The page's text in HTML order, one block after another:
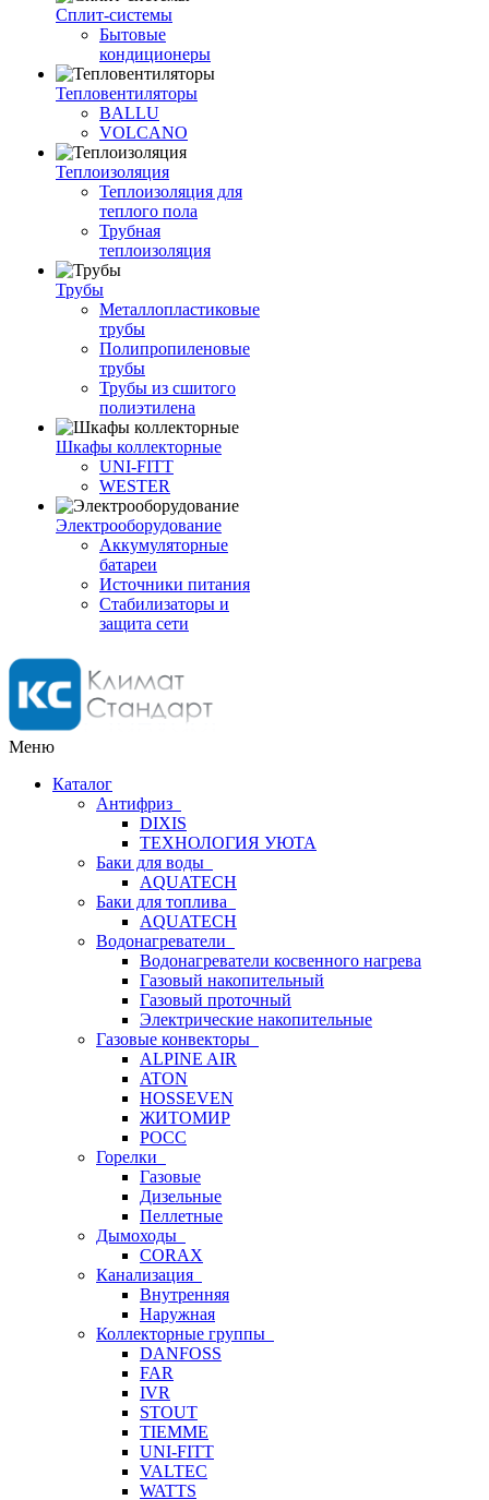
Сплит-системы
Бытовые
кондиционеры
Тепловентиляторы
BALLU
VOLCANO
Теплоизоляция
Теплоизоляция для
теплого пола
Трубная
теплоизоляция
Трубы
Металлопластиковые
трубы
Полипропиленовые
трубы
Трубы из сшитого
полиэтилена
Шкафы коллекторные
UNI-FITT
WESTER
Электрооборудование
Аккумуляторные
батареи
Источники питания
Стабилизаторы и
защита сети
Меню
Каталог
Антифриз
DIXIS
ТЕХНОЛОГИЯ УЮТА
Баки для воды
AQUATECH
Баки для топлива
AQUATECH
Водонагреватели
Водонагреватели косвенного нагрева
Газовый накопительный
Газовый проточный
Электрические накопительные
Газовые конвекторы
ALPINE AIR
ATON
HOSSEVEN
ЖИТОМИР
РОСС
Горелки
Газовые
Дизельные
Пеллетные
Дымоходы
CORAX
Канализация
Внутренняя
Наружная
Коллекторные группы
DANFOSS
FAR
IVR
STOUT
TIEMME
UNI-FITT
VALTEC
WATTS